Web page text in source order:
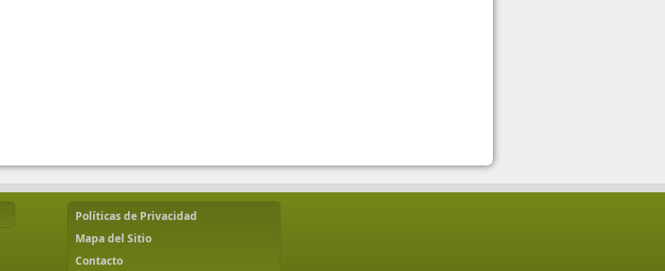
Políticas de Privacidad
Mapa del Sitio
Contacto